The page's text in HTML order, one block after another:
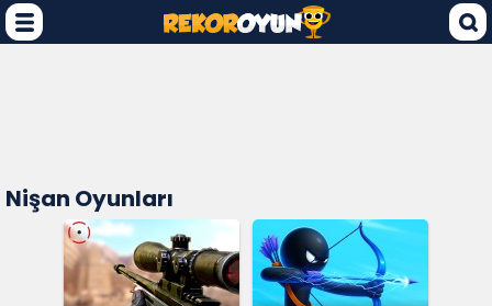
Nişan Oyunları